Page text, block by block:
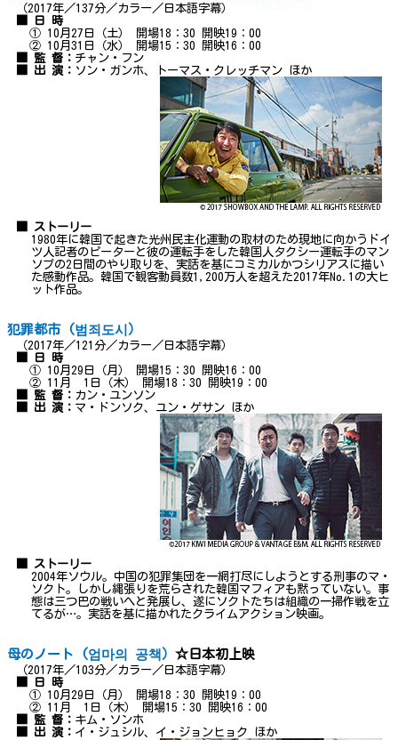
（2017年／137分／カラー／日本語字幕）
■ 日 時
① 10月27日（土） 開場18：30 開映19：00
② 10月31日（水） 開場15：30 開映16：00
■ 監 督： チャン・フン
■ 出 演： ソン・ガンホ、トーマス・クレッチマン ほか
■ ストーリー
1980年に韓国で起きた光州民主化運動の取材のため現地に向かうドイ
ツ人記者のピーターと彼の運転手をした韓国人タクシー運転手のマン
ソプの2日間のやり取りを、実話を基にコミカルかつシリアスに描い
た感動作品。韓国で観客動員数1,200万人を超えた2017年No.1の大ヒ
ット作品。
犯罪都市 (범죄도시）
（2017年／121分／カラー／日本語字幕）
■ 日 時
① 10月29日（月） 開場15：30 開映16：00
② 11月 1日（木） 開場18：30 開映19：00
■ 監 督： カン・ユンソン
■ 出 演： マ・ドンソク、ユン・ゲサン ほか
■ ストーリー
2004年ソウル。中国の犯罪集団を一網打尽にしようとする刑事のマ・
ソクト。しかし縄張りを荒らされた韓国マフィアも黙っていない。事
態は三つ巴の戦いへと発展し、遂にソクトたちは組織の一掃作戦を立
てるが…。実話を基に描かれたクライムアクション映画。
母のノート (엄마의 공책） ☆日本初上映
（2017年／103分／カラー／日本語字幕）
■ 日 時
① 10月29日（月） 開場18：30 開映19：00
② 11月 1日（木） 開場15：30 開映16：00
■ 監 督： キム・ソンホ
■ 出 演： イ・ジュシル、イ・ジョンヒョク ほか